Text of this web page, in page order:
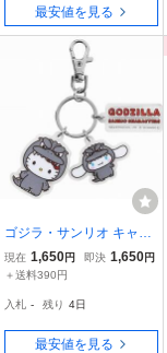
最安値を見る
ゴジラ・サンリオ キャラ
クターズ 3連アクリルキ
ーホルダー (AE) ハローキ
/ 東宝 [ 新品 ]
現在 1,650円 即決 1,650円
＋送料390円
入札 - 残り 4日
最安値を見る